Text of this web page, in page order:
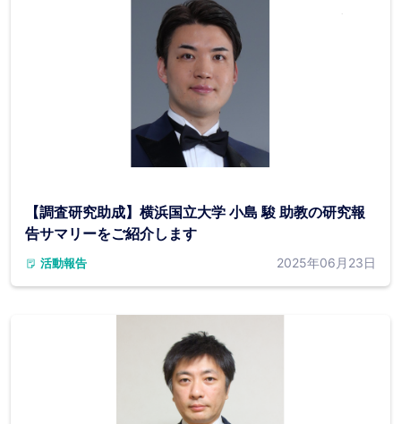
【調査研究助成】横浜国立大学 小島 駿 助教の研究報
告サマリーをご紹介します
活動報告 2025年06月23日